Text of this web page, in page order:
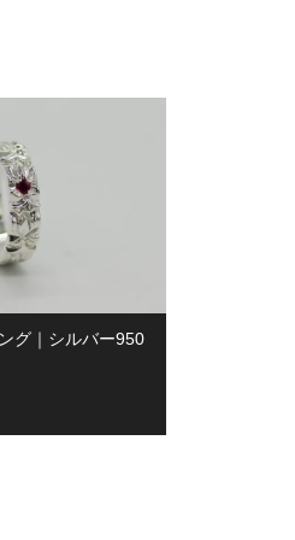
グ｜シルバー950